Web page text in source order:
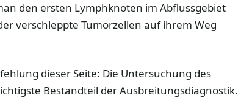
den ersten Lymphknoten im Abflussgebiet
verschleppte Tumorzellen auf ihrem Weg
dieser Seite: Die Untersuchung des
Bestandteil der Ausbreitungsdiagnostik.